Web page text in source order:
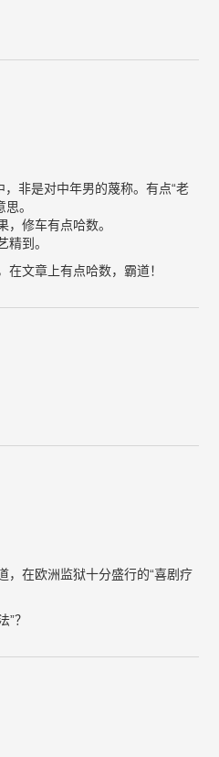
，非是对中年男的蔑称。有点“老
。
，修车有点哈数。
精到。
文章上有点哈数，霸道！
，在欧洲监狱十分盛行的“喜剧疗
”？